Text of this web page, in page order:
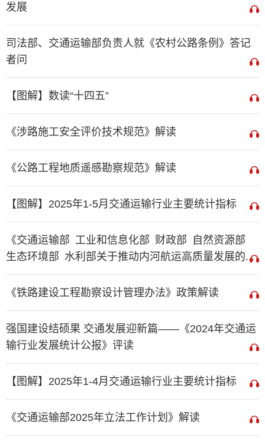
发展
司法部、交通运输部负责人就《农村公路条例》答记
者问
【图解】数读“十四五”
《涉路施工安全评价技术规范》解读
《公路工程地质遥感勘察规范》解读
【图解】2025年1-5月交通运输行业主要统计指标
《交通运输部 工业和信息化部 财政部 自然资源部
生态环境部 水利部关于推动内河航运高质量发展的...
《铁路建设工程勘察设计管理办法》政策解读
强国建设结硕果 交通发展迎新篇——《2024年交通运
输行业发展统计公报》评读
【图解】2025年1-4月交通运输行业主要统计指标
《交通运输部2025年立法工作计划》解读